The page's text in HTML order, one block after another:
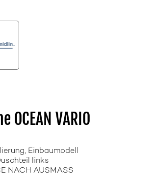
OCEAN VARIO
Einbaumodell
links
NACH AUSMASS